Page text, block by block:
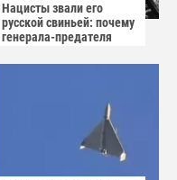
Нацисты звали его
русской свиньей: почему
генерала-предателя
публичного суда